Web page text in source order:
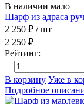
В наличии мало
Шарф из адраса
2 250 ₽ / шт
2 250 ₽
Рейтинг:
−
В корзину Уже в
Подробное